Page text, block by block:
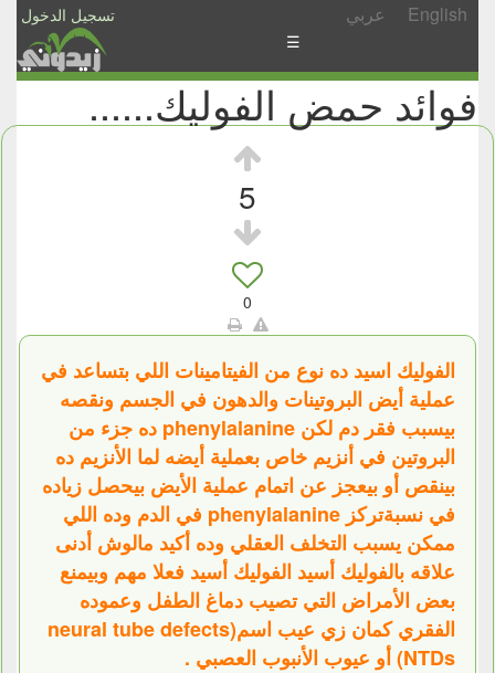
تسجيل الدخول عربي English
الأخبار
الأسئلة
☰
فوائد حمض الفوليك......
5
0
الفوليك اسيد ده نوع من الفيتامينات اللي بتساعد في
عملية أيض البروتينات والدهون في الجسم ونقصه
بيسبب فقر دم لكن phenylalanine ده جزء من
البروتين في أنزيم خاص بعملية أيضه لما الأنزيم ده
بينقص أو بيعجز عن اتمام عملية الأيض بيحصل زياده
في نسبةتركز phenylalanine في الدم وده اللي
ممكن يسبب التخلف العقلي وده أكيد مالوش أدنى
علاقه بالفوليك أسيد الفوليك أسيد فعلا مهم وبيمنع
بعض الأمراض التي تصيب دماغ الطفل وعموده
الفقري كمان زي عيب اسم(neural tube defects
(NTDs أو عيوب الأنبوب العصبي .